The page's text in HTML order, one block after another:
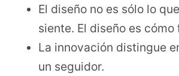
El diseño no es sólo lo
siente. El diseño es cómo
La innovación distingue
un seguidor.